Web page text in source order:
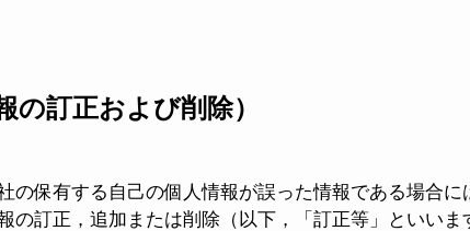
の訂正および削除）
の保有する自己の個人情報が誤った情報である場合
の訂正，追加または削除（以下，「訂正等」といいま